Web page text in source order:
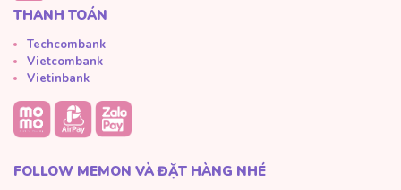
THANH TOÁN
Techcombank
Vietcombank
Vietinbank
FOLLOW MEMON VÀ ĐẶT HÀNG NHÉ